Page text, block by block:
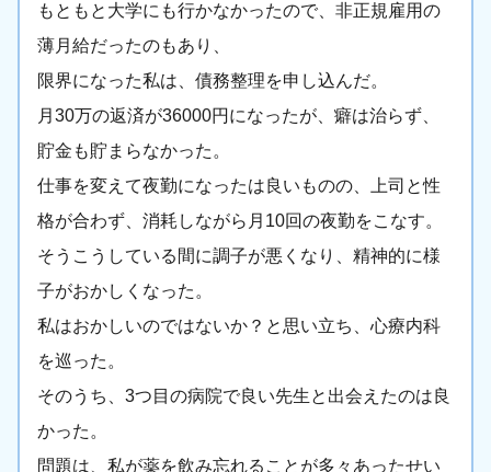
もともと大学にも行かなかったので、非正規雇用の
薄月給だったのもあり、
限界になった私は、債務整理を申し込んだ。
月30万の返済が36000円になったが、癖は治らず、
貯金も貯まらなかった。
仕事を変えて夜勤になったは良いものの、上司と性
格が合わず、消耗しながら月10回の夜勤をこなす。
そうこうしている間に調子が悪くなり、精神的に様
子がおかしくなった。
私はおかしいのではないか？と思い立ち、心療内科
を巡った。
そのうち、3つ目の病院で良い先生と出会えたのは良
かった。
問題は、私が薬を飲み忘れることが多々あったせい